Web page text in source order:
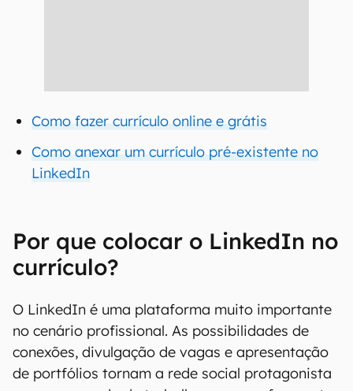
Como fazer currículo online e grátis
Como anexar um currículo pré-existente no
LinkedIn
Por que colocar o LinkedIn no
currículo?
O LinkedIn é uma plataforma muito importante
no cenário profissional. As possibilidades de
conexões, divulgação de vagas e apresentação
de portfólios tornam a rede social protagonista